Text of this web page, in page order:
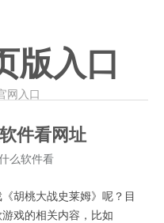
版入口
网入口
件看网址
么软件看
胡桃大战史莱姆》呢？目
戏的相关内容，比如